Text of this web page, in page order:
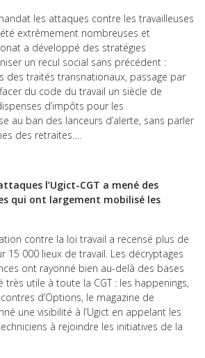
les attaques contre les travailleuses
extrêmement nombreuses et
a développé des stratégies
un recul social sans précédent :
des traités transnationaux, passage par
du code du travail un siècle de
d’impôts pour les
au ban des lanceurs d’alerte, sans parler
des retraites….
l’Ugict-CGT a mené des
qui ont largement mobilisé les
contre la loi travail a recensé plus de
15 000 lieux de travail. Les décryptages
ont rayonné bien au-delà des bases
très utile à toute la CGT : les happenings,
d’Options, le magazine de
une visibilité à l’Ugict en appelant les
à rejoindre les initiatives de la